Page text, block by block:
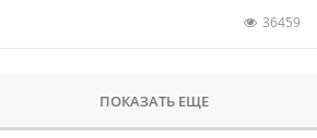
36459
ПОКАЗАТЬ ЕЩЕ